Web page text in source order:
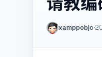
xamppobjc·